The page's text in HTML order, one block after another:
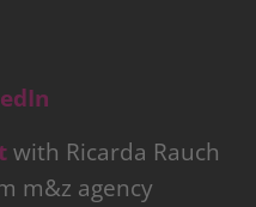
with Ricarda Rauch
m&z agency